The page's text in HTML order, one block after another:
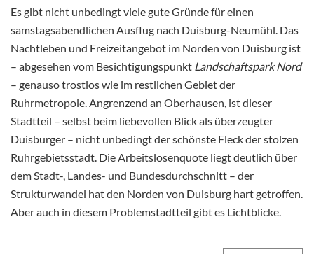
Es gibt nicht unbedingt viele gute Gründe für einen
samstagsabendlichen Ausflug nach Duisburg-Neumühl. Das
Nachtleben und Freizeitangebot im Norden von Duisburg ist
– abgesehen vom Besichtigungspunkt Landschaftspark Nord
– genauso trostlos wie im restlichen Gebiet der
Ruhrmetropole. Angrenzend an Oberhausen, ist dieser
Stadtteil – selbst beim liebevollen Blick als überzeugter
Duisburger – nicht unbedingt der schönste Fleck der stolzen
Ruhrgebietsstadt. Die Arbeitslosenquote liegt deutlich über
dem Stadt-, Landes- und Bundesdurchschnitt – der
Strukturwandel hat den Norden von Duisburg hart getroffen.
Aber auch in diesem Problemstadtteil gibt es Lichtblicke.